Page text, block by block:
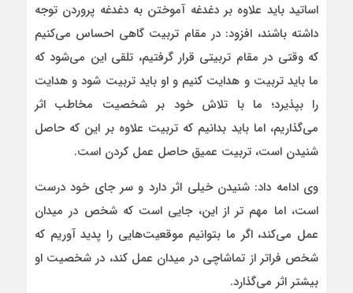
اساتید باید علاوه بر دغدغه آموختن به دغدغه پروردن توجه
داشته باشند، افزود: در مقام تربیت گاهی احساس می‌کنیم
که وقتی در مقام تربیتی قرار گرفتیم، تلقی این می‌شود که
ما باید تربیت و هدایت کنیم و او باید تربیت شود و هدایت
را بپذیرد؛ ما با تلاش خود بر شخصیت مخاطب اثر
می‌گذاریم، اما باید بدانیم که تربیت علاوه بر این که حاصل
شنیدن است، تربیت عمیق حاصل عمل کردن است.
وی ادامه داد: شنیدن خیلی اثر دارد و سر جای خود درست
است، اما مهم تر از این، جایی است که شخص در میدان
عمل می‌کند، اگر ما بتوانیم موقعیت‌هایی را پدید آوریم که
شخص فراتر از تماشاچی در میدان عمل کند، در شخصیت او
بیشتر اثر می‌گذارد.